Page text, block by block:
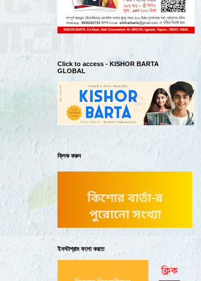
Click to access - KISHOR BARTA
GLOBAL
ক্লিক করুন
কিশোর বার্তা-র
পুরোনো সংখ্যা
ইনস্টাগ্রাম ফলো করতে